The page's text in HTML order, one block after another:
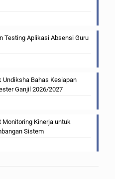
Testing Aplikasi Absensi Guru
Undiksha Bahas Kesiapan
Ganjil 2026/2027
Monitoring Kinerja untuk
Sistem